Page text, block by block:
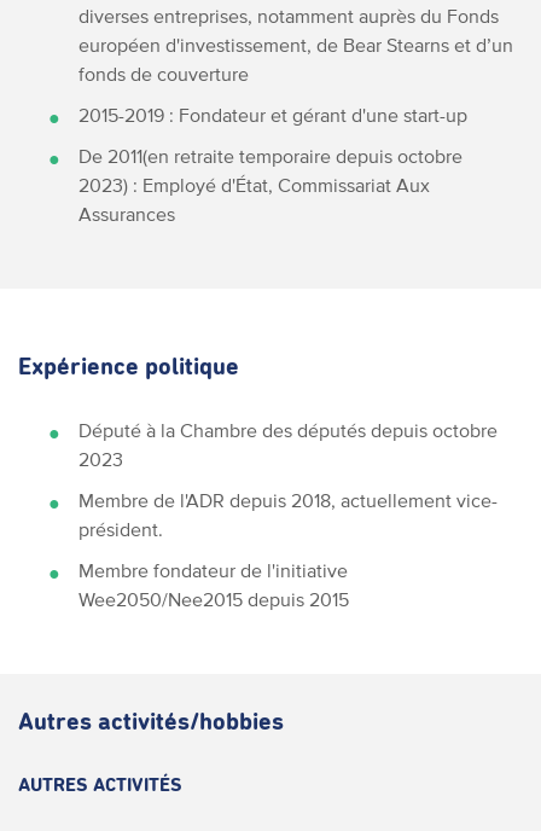
diverses entreprises, notamment auprès du Fonds
européen d'investissement, de Bear Stearns et d’un
fonds de couverture
2015-2019 : Fondateur et gérant d'une start-up
De 2011(en retraite temporaire depuis octobre
2023) : Employé d'État, Commissariat Aux
Assurances
Expérience politique
Député à la Chambre des députés depuis octobre
2023
Membre de l'ADR depuis 2018, actuellement vice-
président.
Membre fondateur de l'initiative
Wee2050/Nee2015 depuis 2015
Autres activités/hobbies
AUTRES ACTIVITÉS